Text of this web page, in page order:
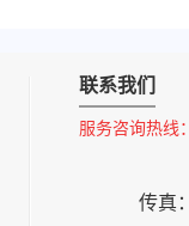
联系我们
服务咨询热线：
传真：